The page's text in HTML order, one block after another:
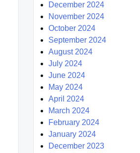
December 2024
November 2024
October 2024
September 2024
August 2024
July 2024
June 2024
May 2024
April 2024
March 2024
February 2024
January 2024
December 2023